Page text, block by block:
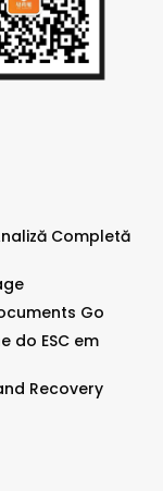
Completă
Go
do ESC em
Recovery